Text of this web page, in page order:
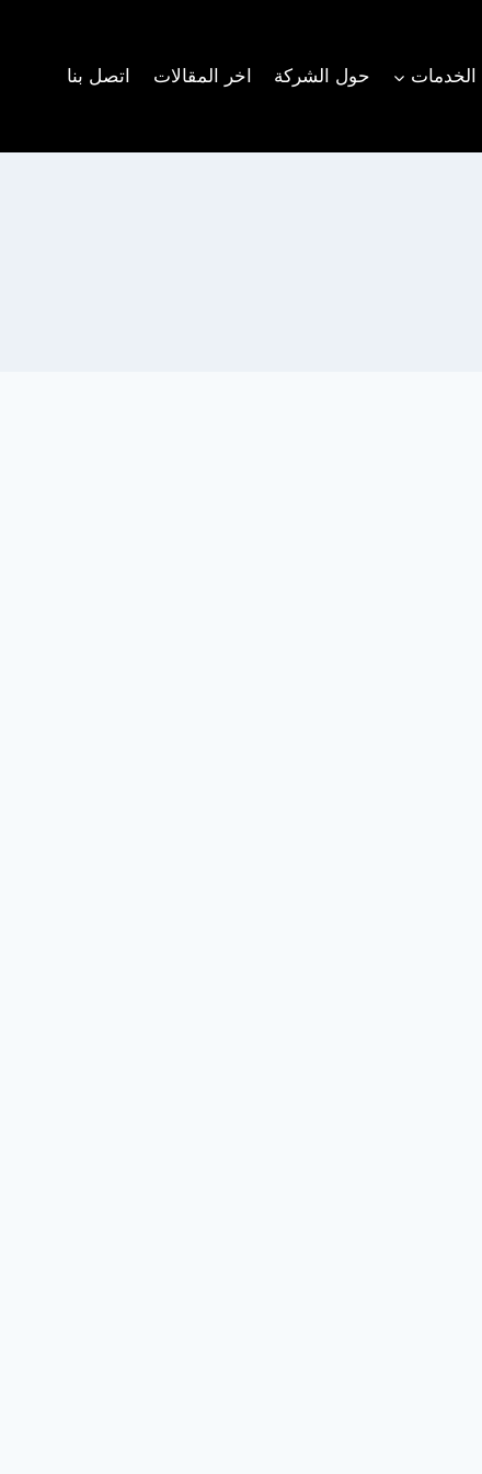
الخدمات حول الشركة اخر المقالات اتصل بنا